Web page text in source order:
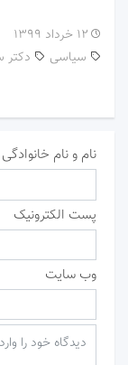
۱۲ خرداد ۱۳۹۹
دکتر
سیاسی
نام و نام خانوادگی
پست الکترونیک
وب سایت